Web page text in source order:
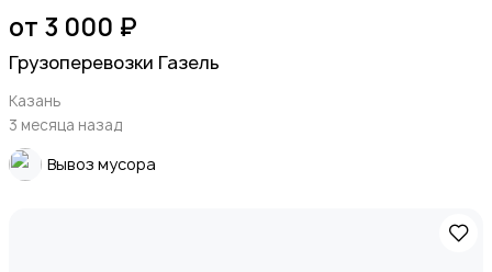
от 3 000 ₽
Грузоперевозки Газель
Казань
3 месяца назад
Вывоз мусора